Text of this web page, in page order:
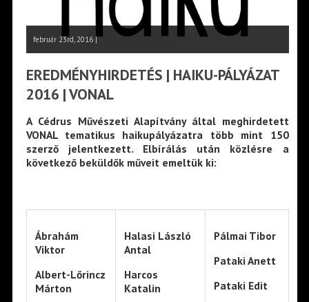
február 23rd, 2016 |
EREDMÉNYHIRDETÉS | HAIKU-PÁLYÁZAT
2016 | VONAL
A Cédrus Művészeti Alapítvány által meghirdetett
VONALtematikus haikupályázatra több mint 150
szerző jelentkezett. Elbírálás után közlésre a
következő beküldők műveit emeltük ki:
Ábrahám
Viktor
Albert-Lőrincz
Márton
Halasi László
Antal
Harcos
Katalin
Pálmai Tibor
Pataki Anett
Pataki Edit